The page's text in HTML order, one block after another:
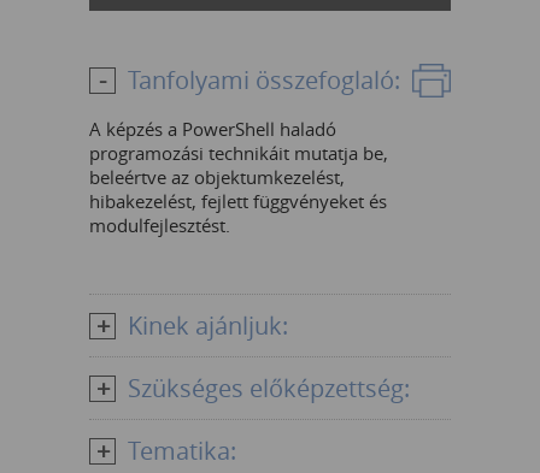
Tanfolyami összefoglaló:
A képzés a PowerShell haladó
programozási technikáit mutatja be,
beleértve az objektumkezelést,
hibakezelést, fejlett függvényeket és
modulfejlesztést.
Kinek ajánljuk:
Szükséges előképzettség:
Tematika: